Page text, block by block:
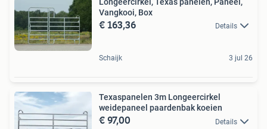
Vangkooi, Box
€ 163,36 Details
Schaijk 3 jul 26
Texaspanelen 3m Longeercirkel
weidepaneel paardenbak koeien
€ 97,00 Details